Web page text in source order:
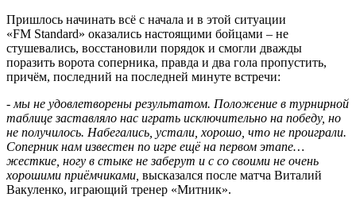
Пришлось начинать всё с начала и в этой ситуации
«FM Standard» оказались настоящими бойцами – не
стушевались, восстановили порядок и смогли дважды
поразить ворота соперника, правда и два гола пропустить,
причём, последний на последней минуте встречи:
- мы не удовлетворены результатом. Положение в турнирной
таблице заставляло нас играть исключительно на победу, но
не получилось. Набегались, устали, хорошо, что не проиграли.
Соперник нам известен по игре ещё на первом этапе…
жесткие, ногу в стыке не заберут и с со своими не очень
хорошими приёмчиками, высказался после матча Виталий
Вакуленко, играющий тренер «Митник».